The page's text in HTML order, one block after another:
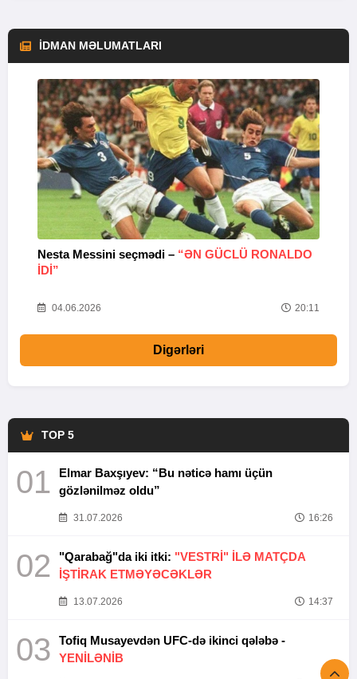
İDMAN MƏLUMATLARI
Nesta Messini seçmədi – “ƏN GÜCLÜ RONALDO
IDI”
04.06.2026 20:11
Digərləri
TOP 5
01
Elmar Baxşıyev: “Bu nəticə hamı üçün
gözlənilməz oldu”
31.07.2026 16:26
02 "Qarabağ"da iki itki: "VESTRİ" İLƏ MATÇDA
İŞTİRAK ETMƏYƏCƏKLƏR
13.07.2026 14:37
03
Tofiq Musayevdən UFC-də ikinci qələbə -
YENİLƏNİB